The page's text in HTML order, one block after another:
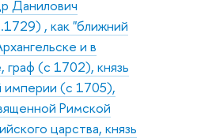
Данилович
, как "ближний
и в
(с 1702), князь
(с 1705),
Римской
царства, князь